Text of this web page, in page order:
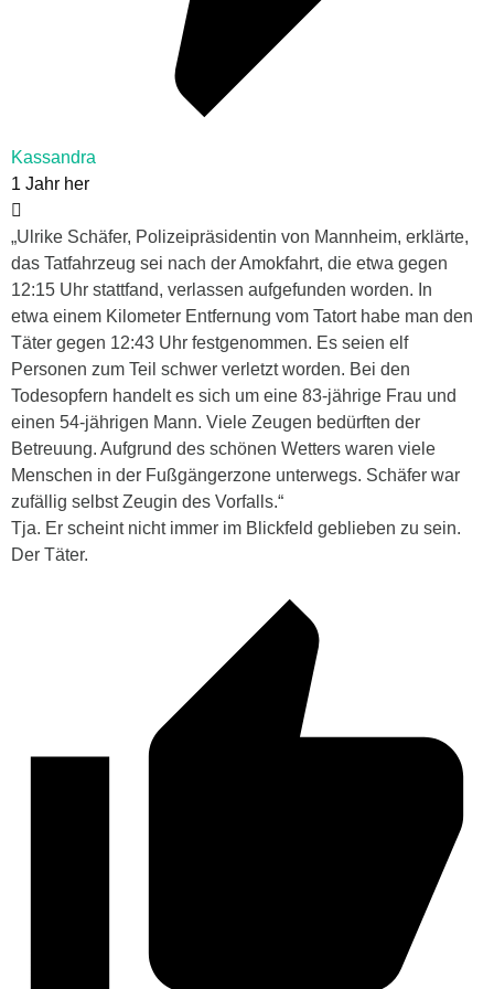
Kassandra
1 Jahr her
„Ulrike Schäfer, Polizeipräsidentin von Mannheim, erklärte,
das Tatfahrzeug sei nach der Amokfahrt, die etwa gegen
12:15 Uhr stattfand, verlassen aufgefunden worden. In
etwa einem Kilometer Entfernung vom Tatort habe man den
Täter gegen 12:43 Uhr festgenommen. Es seien elf
Personen zum Teil schwer verletzt worden. Bei den
Todesopfern handelt es sich um eine 83-jährige Frau und
einen 54-jährigen Mann. Viele Zeugen bedürften der
Betreuung. Aufgrund des schönen Wetters waren viele
Menschen in der Fußgängerzone unterwegs. Schäfer war
zufällig selbst Zeugin des Vorfalls.“
Tja. Er scheint nicht immer im Blickfeld geblieben zu sein.
Der Täter.